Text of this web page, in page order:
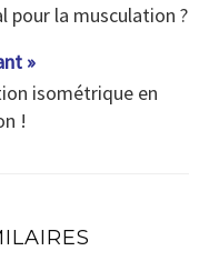
pour la musculation ?
»
isométrique en
!